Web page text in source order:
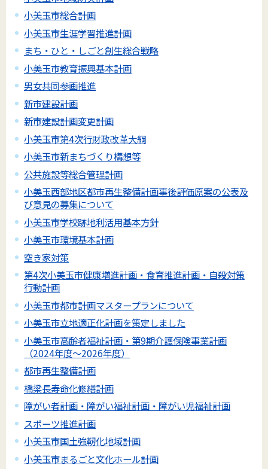
小美玉市総合計画
小美玉市生涯学習推進計画
まち・ひと・しごと創生総合戦略
小美玉市教育振興基本計画
男女共同参画推進
新市建設計画
新市建設計画変更計画
小美玉市第4次行財政改革大綱
小美玉市新まちづくり構想等
公共施設等総合管理計画
小美玉西部地区都市再生整備計画事後評価原案の公表及
び意見の募集について
小美玉市学校跡地利活用基本方針
小美玉市環境基本計画
空き家対策
第4次小美玉市健康増進計画・食育推進計画・自殺対策
行動計画
小美玉市都市計画マスタープランについて
小美玉市立地適正化計画を策定しました
小美玉市高齢者福祉計画・第9期介護保険事業計画
（2024年度～2026年度）
都市再生整備計画
橋梁長寿命化修繕計画
障がい者計画・障がい福祉計画・障がい児福祉計画
スポーツ推進計画
小美玉市国土強靭化地域計画
小美玉市まるごと文化ホール計画